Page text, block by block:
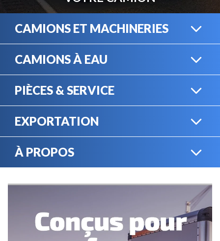
CAMIONS ET MACHINERIES
ÉQUIPEMENT
CAMIONS À EAU
PIÈCES & SERVICE
SERVICE MÉCANIQUE
EXPORTATION
À PROPOS